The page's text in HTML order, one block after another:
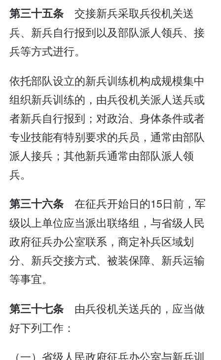
第三十五条 交接新兵采取兵役机关送
兵、新兵自行报到以及部队派人领兵、接
兵等方式进行。
依托部队设立的新兵训练机构成规模集中
组织新兵训练的，由兵役机关派人送兵或
者新兵自行报到；对政治、身体条件或者
专业技能有特别要求的兵员，通常由部队
派人接兵；其他新兵通常由部队派人领
兵。
第三十六条 在征兵开始日的15日前，军
级以上单位应当派出联络组，与省级人民
政府征兵办公室联系，商定补兵区域划
分、新兵交接方式、被装保障、新兵运输
等事宜。
第三十七条 由兵役机关送兵的，应当做
好下列工作：
（一）省级人民政府征兵办公室与新兵训